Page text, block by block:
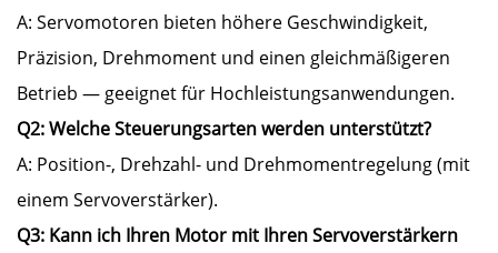
A: Servomotoren bieten höhere Geschwindigkeit,
Präzision, Drehmoment und einen gleichmäßigeren
Betrieb — geeignet für Hochleistungsanwendungen.
Q2: Welche Steuerungsarten werden unterstützt?
A: Position-, Drehzahl- und Drehmomentregelung (mit
einem Servoverstärker).
Q3: Kann ich Ihren Motor mit Ihren Servoverstärkern